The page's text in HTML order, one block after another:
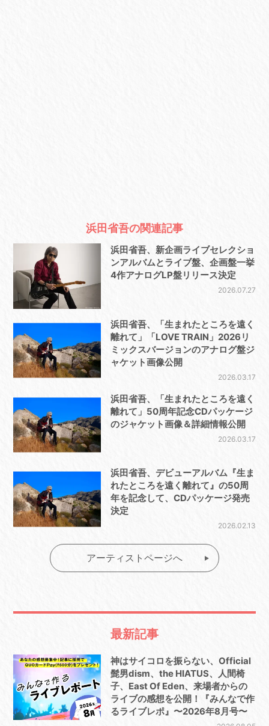
浜田省吾の関連記事
浜田省吾、新企画ライブセレクショ
ンアルバムとライブ盤、企画盤一挙
4作アナログLP盤リリース決定
2026.07.27
浜田省吾、「生まれたところを遠く
離れて」「LOVE TRAIN」2026リ
ミックスバージョンのアナログ盤ジ
ャケット画像公開
2026.03.17
浜田省吾、「生まれたところを遠く
離れて」50周年記念CDパッケージ
のジャケット画像＆詳細情報公開
2026.03.17
浜田省吾、デビューアルバム『生ま
れたところを遠く離れて』の50周
年を記念して、CDパッケージ発売
決定
2026.02.13
アーティストページへ
最新記事
神はサイコロを振らない、Official
髭男dism、the HIATUS、人間椅
子、East Of Eden、来場者からの
ライブの感想を公開！『みんなで作
るライブレポ』〜2026年8月号〜